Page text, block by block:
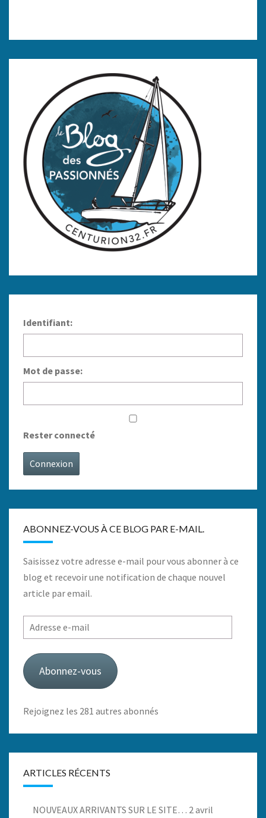
Identifiant:
Mot de passe:
Rester connecté
Connexion
ABONNEZ-VOUS À CE BLOG PAR E-MAIL.
Saisissez votre adresse e-mail pour vous abonner à ce
blog et recevoir une notification de chaque nouvel
article par email.
Adresse
e-
mail
Abonnez-vous
Rejoignez les 281 autres abonnés
ARTICLES RÉCENTS
NOUVEAUX ARRIVANTS SUR LE SITE… 2 avril